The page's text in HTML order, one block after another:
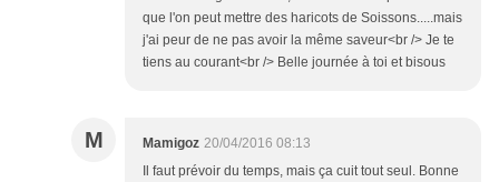
que l'on peut mettre des haricots de Soissons.....mais
j'ai peur de ne pas avoir la même saveur<br /> Je te
tiens au courant<br /> Belle journée à toi et bisous
M Mamigoz 20/04/2016 08:13
Il faut prévoir du temps, mais ça cuit tout seul. Bonne